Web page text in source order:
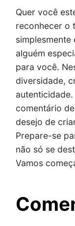
Quer você
reconhecer o
alguém
para você.
diversidade,
comentário
desejo de
Prepare-se
não só se
Vamos